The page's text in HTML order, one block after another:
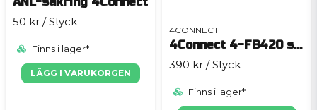
50 kr / Styck
Finns i lager*
LÄGG I VARUKORGEN
4CONNECT
4Connect 4-FB420 strömcentral 2x50/4x20mm2
390 kr / Styck
Finns i lager*